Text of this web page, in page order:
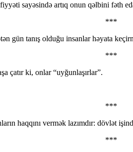
sayəsində artıq onun qəlbini fəth
***
gün tanış olduğu insanlar həyata
***
çatır ki, onlar “uyğunlaşırlar”.
***
haqqını vermək lazımdır: dövlət
***